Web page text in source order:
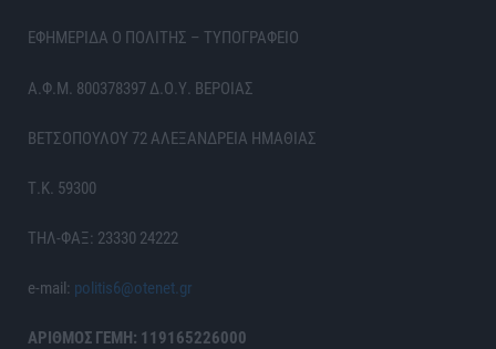
ΕΦΗΜΕΡΙΔΑ Ο ΠΟΛΙΤΗΣ – ΤΥΠΟΓΡΑΦΕΙΟ
Α.Φ.Μ. 800378397 Δ.Ο.Υ. ΒΕΡΟΙΑΣ
ΒΕΤΣΟΠΟΥΛΟΥ 72 ΑΛΕΞΑΝΔΡΕΙΑ ΗΜΑΘΙΑΣ
Τ.Κ. 59300
ΤΗΛ-ΦΑΞ: 23330 24222
e-mail: politis6@otenet.gr
ΑΡΙΘΜΟΣ ΓΕΜΗ: 119165226000